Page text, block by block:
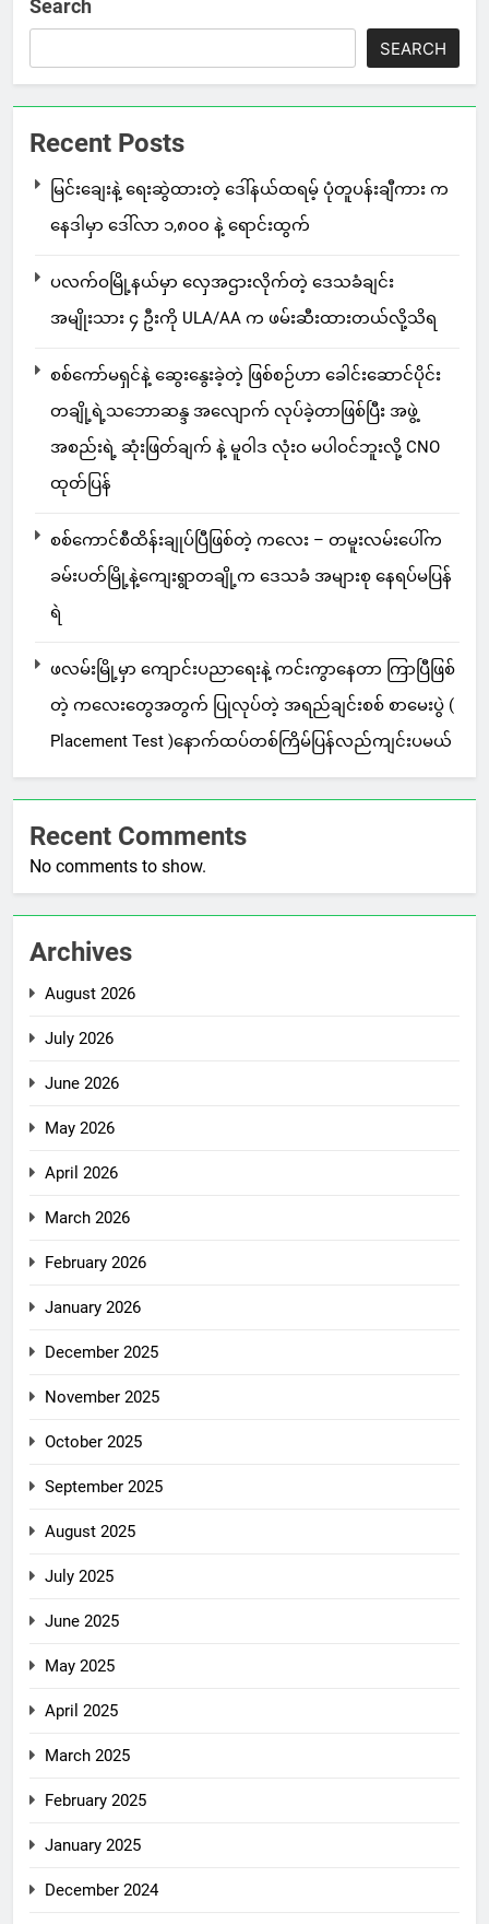
Search
SEARCH
Recent Posts
မြင်းချေးနဲ့ ရေးဆွဲထားတဲ့ ဒေါ်နယ်ထရမ့် ပုံတူပန်းချီကား က
နေဒါမှာ ဒေါ်လာ ၁,၈၀၀ နဲ့ ရောင်းထွက်
ပလက်ဝမြို့နယ်မှာ လှေအဌားလိုက်တဲ့ ဒေသခံချင်း
အမျိုးသား ၄ ဦးကို ULA/AA က ဖမ်းဆီးထားတယ်လို့သိရ
စစ်ကော်မရှင်နဲ့ ဆွေးနွေးခဲ့တဲ့ ဖြစ်စဉ်ဟာ ခေါင်းဆောင်ပိုင်း
တချို့ရဲ့သဘောဆန္ဒ အလျောက် လုပ်ခဲ့တာဖြစ်ပြီး အဖွဲ့
အစည်းရဲ့ ဆုံးဖြတ်ချက် နဲ့ မူဝါဒ လုံးဝ မပါဝင်ဘူးလို့ CNO
ထုတ်ပြန်
စစ်ကောင်စီထိန်းချုပ်ပြီဖြစ်တဲ့ ကလေး – တမူးလမ်းပေါ်က
ခမ်းပတ်မြို့နဲ့ကျေးရွာတချို့က ဒေသခံ အများစု နေရပ်မပြန်
ရဲ
ဖလမ်းမြို့မှာ ကျောင်းပညာရေးနဲ့ ကင်းကွာနေတာ ကြာပြီဖြစ်
တဲ့ ကလေးတွေအတွက် ပြုလုပ်တဲ့ အရည်ချင်းစစ် စာမေးပွဲ (
Placement Test )နောက်ထပ်တစ်ကြိမ်ပြန်လည်ကျင်းပမယ်
Recent Comments
No comments to show.
Archives
August 2026
July 2026
June 2026
May 2026
April 2026
March 2026
February 2026
January 2026
December 2025
November 2025
October 2025
September 2025
August 2025
July 2025
June 2025
May 2025
April 2025
March 2025
February 2025
January 2025
December 2024